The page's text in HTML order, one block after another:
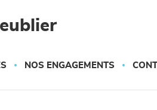
NOS ENGAGEMENTS